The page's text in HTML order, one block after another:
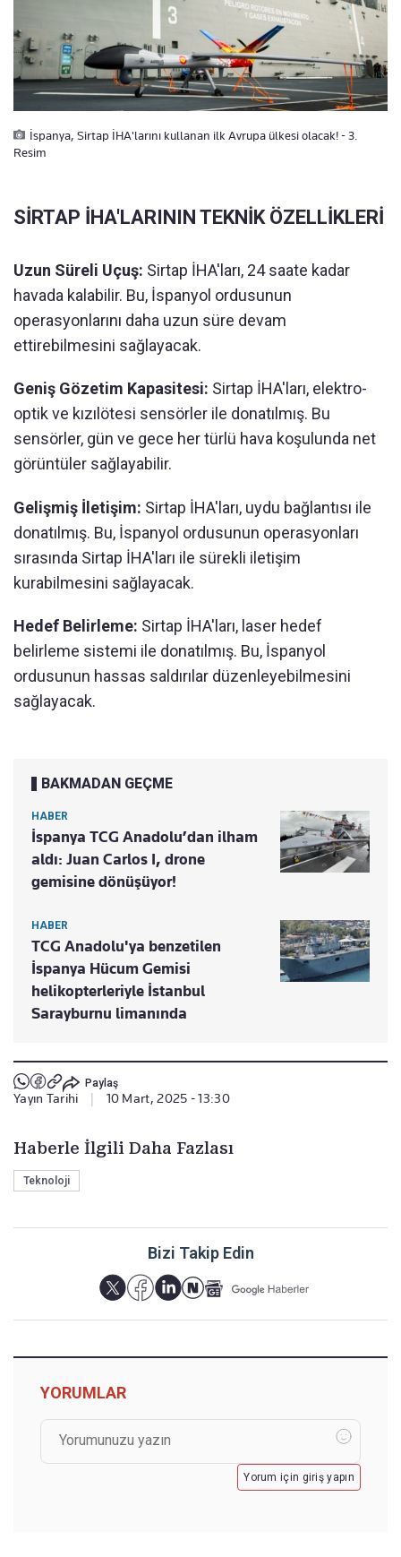
İspanya, Sirtap İHA'larını kullanan ilk Avrupa ülkesi olacak! - 3.
Resim
SİRTAP İHA'LARININ TEKNİK ÖZELLİKLERİ
Uzun Süreli Uçuş: Sirtap İHA'ları, 24 saate kadar
havada kalabilir. Bu, İspanyol ordusunun
operasyonlarını daha uzun süre devam
ettirebilmesini sağlayacak.
Geniş Gözetim Kapasitesi: Sirtap İHA'ları, elektro-
optik ve kızılötesi sensörler ile donatılmış. Bu
sensörler, gün ve gece her türlü hava koşulunda net
görüntüler sağlayabilir.
Gelişmiş İletişim: Sirtap İHA'ları, uydu bağlantısı ile
donatılmış. Bu, İspanyol ordusunun operasyonları
sırasında Sirtap İHA'ları ile sürekli iletişim
kurabilmesini sağlayacak.
Hedef Belirleme: Sirtap İHA'ları, laser hedef
belirleme sistemi ile donatılmış. Bu, İspanyol
ordusunun hassas saldırılar düzenleyebilmesini
sağlayacak.
BAKMADAN GEÇME
HABER
İspanya TCG Anadolu’dan ilham
aldı: Juan Carlos I, drone
gemisine dönüşüyor!
HABER
TCG Anadolu'ya benzetilen
İspanya Hücum Gemisi
helikopterleriyle İstanbul
Sarayburnu limanında
Paylaş
Yayın Tarihi 10 Mart, 2025 - 13:30
Haberle İlgili Daha Fazlası
Teknoloji
Bizi Takip Edin
YORUMLAR
Yorum için giriş yapın